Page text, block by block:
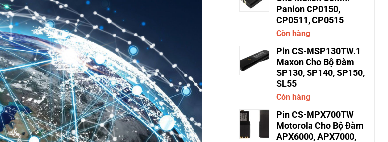
Panion CP0150,
CP0511, CP0515
Còn hàng
Pin CS-MSP130TW.1
Maxon Cho Bộ Đàm
SP130, SP140, SP150,
SL55
Còn hàng
Pin CS-MPX700TW
Motorola Cho Bộ Đàm
APX6000, APX7000,